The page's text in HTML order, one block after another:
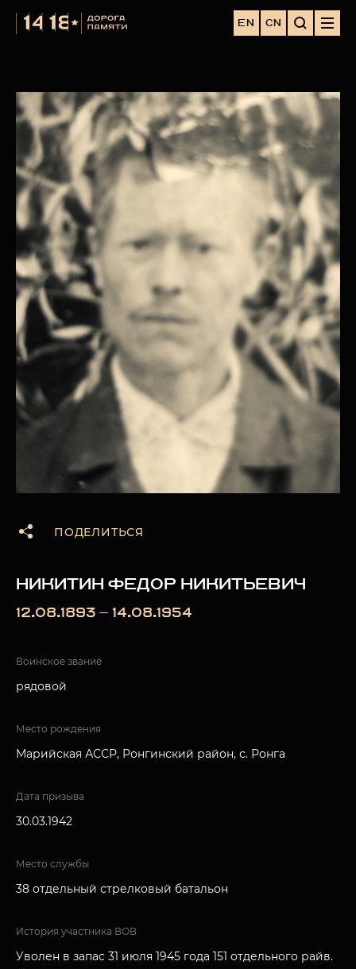
EN CN
ПОДЕЛИТЬСЯ
НИКИТИН ФЕДОР НИКИТЬЕВИЧ
12.08.1893 — 14.08.1954
Воинское звание
рядовой
Место рождения
Марийская АССР, Ронгинский район, с. Ронга
Дата призыва
30.03.1942
Место службы
38 отдельный стрелковый батальон
История участника ВОВ
Уволен в запас 31 июля 1945 года 151 отдельного райв.